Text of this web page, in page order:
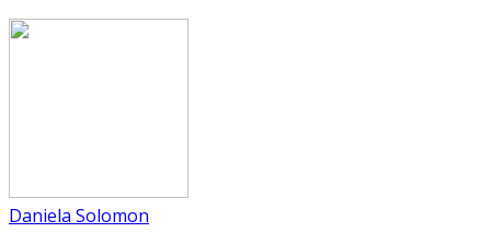
Daniela Solomon